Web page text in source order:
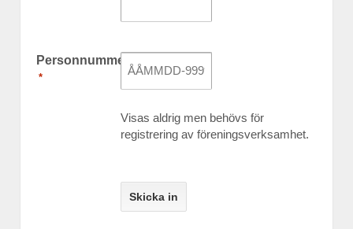
Personnummer
*
Visas aldrig men behövs för
registrering av föreningsverksamhet.